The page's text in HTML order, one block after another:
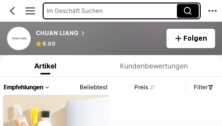
Im Geschäft Suchen
CHUAN LIANG
5.00
Folgen
Produktinformation: Preisangabe, Verkaufs- und Lagerbestandsdetails.
Artikel Kundenbewertungen
Empfehlungen Beliebtest Preis Filter